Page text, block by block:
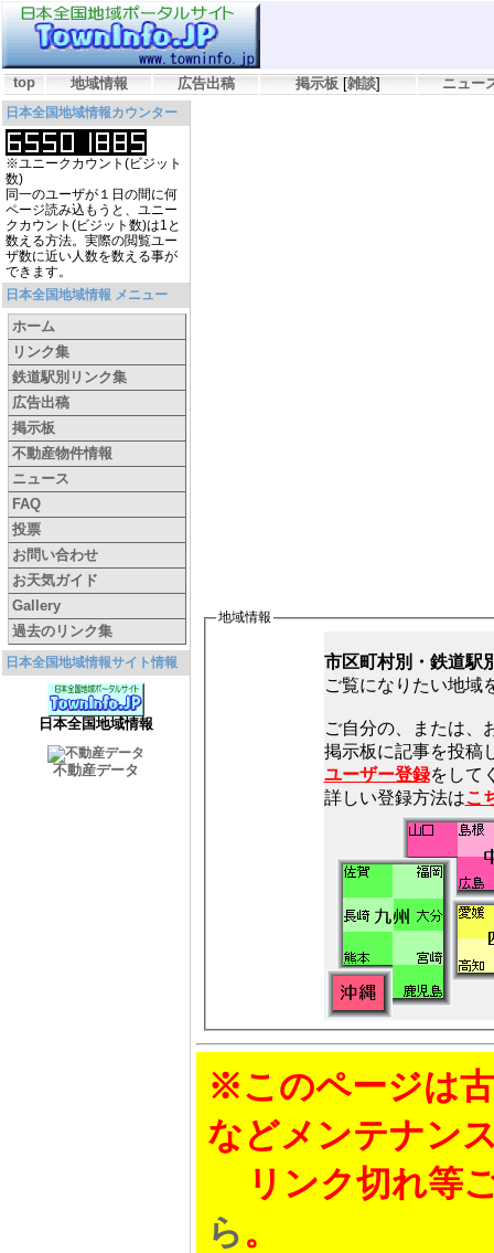
top 地域情報 広告出稿 掲示板 [雑談] ニュー
日本全国地域情報カウンター
※ユニークカウント(ビジット
数)
同一のユーザが１日の間に何
ページ読み込もうと、ユニー
クカウント(ビジット数)は1と
数える方法。実際の閲覧ユー
ザ数に近い人数を数える事が
できます。
日本全国地域情報 メニュー
ホーム
リンク集
鉄道駅別リンク集
広告出稿
掲示板
不動産物件情報
ニュース
FAQ
投票
お問い合わせ
お天気ガイド
Gallery
過去のリンク集
日本全国地域情報サイト情報
日本全国地域情報
不動産データ
地域情報
市区町村別・鉄道駅
ご覧になりたい地域
ご自分の、または、
ユーザー登録をして
詳しい登録方法はこ
※このページは
などメンテナン
リンク切れ等
ら。